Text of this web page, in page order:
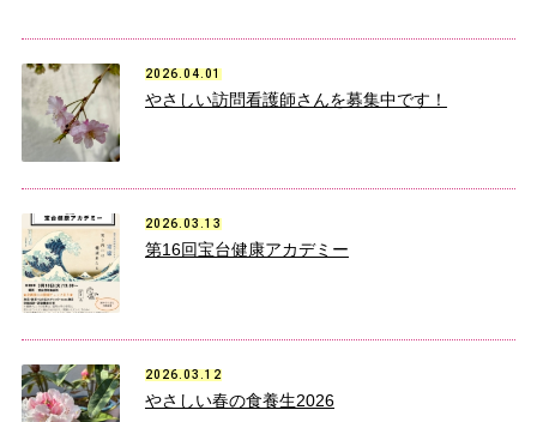
2026.04.01
やさしい訪問看護師さんを募集中です！
2026.03.13
第16回宝台健康アカデミー
2026.03.12
やさしい春の食養生2026